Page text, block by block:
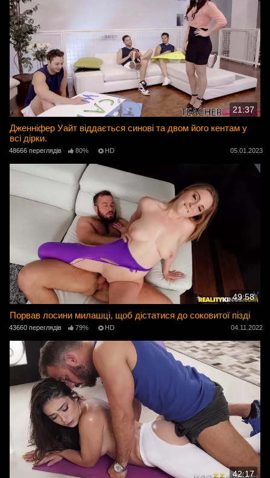
21:37
Дженніфер Уайт віддається синові та двом його кентам у
всі дірки.
48666 переглядів 80% HD 05.01.2023
49:58
Порвав лосини милашці, щоб дістатися до соковитої пізді
43660 переглядів 79% HD 04.11.2022
42:17